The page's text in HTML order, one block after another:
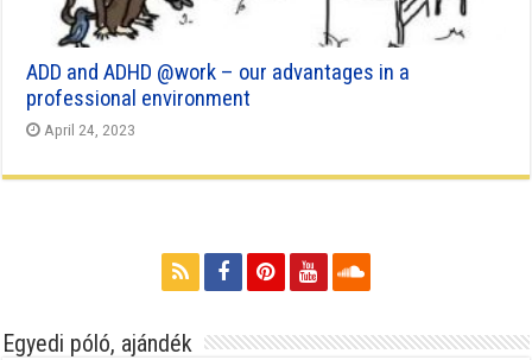
ADD and ADHD @work – our advantages in a
professional environment
April 24, 2023
Egyedi póló, ajándék